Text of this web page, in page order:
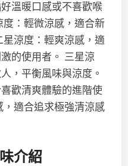
溫暖口感或不喜歡喉
：輕微涼感，適合新
涼度：輕爽涼感，適
的使用者。 三星涼
，平衡風味與涼度。
歡清爽體驗的進階使
適合追求極強清涼感
介紹